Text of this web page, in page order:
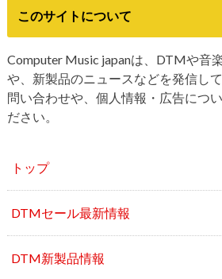
このサイトについて
Computer Music japanは、DTMや音
や、新製品のニュースなどを発信し
問い合わせや、個人情報・広告につ
ださい。
トップ
DTMセール最新情報
DTM新製品情報